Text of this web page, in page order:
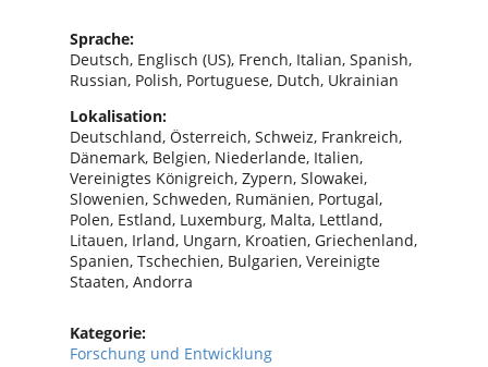
Sprache:
Deutsch, Englisch (US), French, Italian, Spanish,
Russian, Polish, Portuguese, Dutch, Ukrainian
Lokalisation:
Deutschland, Österreich, Schweiz, Frankreich,
Dänemark, Belgien, Niederlande, Italien,
Vereinigtes Königreich, Zypern, Slowakei,
Slowenien, Schweden, Rumänien, Portugal,
Polen, Estland, Luxemburg, Malta, Lettland,
Litauen, Irland, Ungarn, Kroatien, Griechenland,
Spanien, Tschechien, Bulgarien, Vereinigte
Staaten, Andorra
Kategorie:
Forschung und Entwicklung